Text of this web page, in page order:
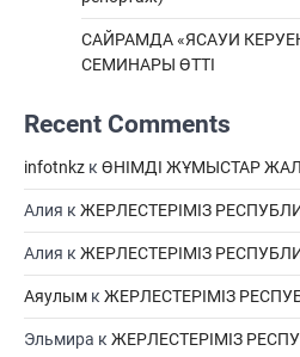
САЙРАМДА «ЯСАУИ
СЕМИНАРЫ ӨТТІ
Recent Comments
infotnkz к ӨНІМДІ ЖҰМЫСТАР
Алия к ЖЕРЛЕСТЕРІМІЗ
Алия к ЖЕРЛЕСТЕРІМІЗ
Аяулым к ЖЕРЛЕСТЕРІМІЗ
Эльмира к ЖЕРЛЕСТЕРІМІЗ